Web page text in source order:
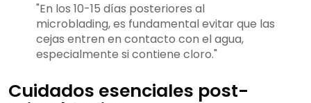
"En los 10-15 días posteriores al
microblading, es fundamental evitar que las
cejas entren en contacto con el agua,
especialmente si contiene cloro."
Cuidados esenciales post-